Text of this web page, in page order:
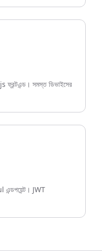
ফ্রন্টএন্ড। সমস্ত ডিভাইসের
এন্ডপয়েন্ট। JWT